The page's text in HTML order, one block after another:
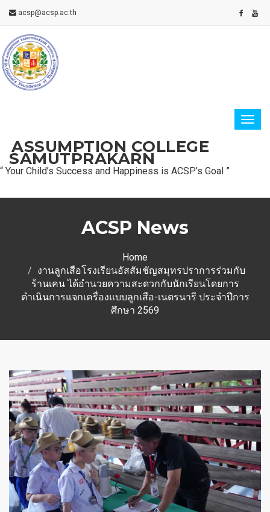
acsp@acsp.ac.th
ASSUMPTION COLLEGE
SAMUTPRAKARN
“ Your Child’s Success and Happiness is ACSP’s Goal ”
ACSP News
Home
งานลูกเสือโรงเรียนอัสสัมชัญสมุทรปราการร่วมกับ
ร้านเคน ได้อำนวยความสะดวกกับนักเรียนโดยการ
ดำเนินการแจกเครื่องแบบลูกเสือ-เนตรนารี ประจำปีการ
ศึกษา 2569